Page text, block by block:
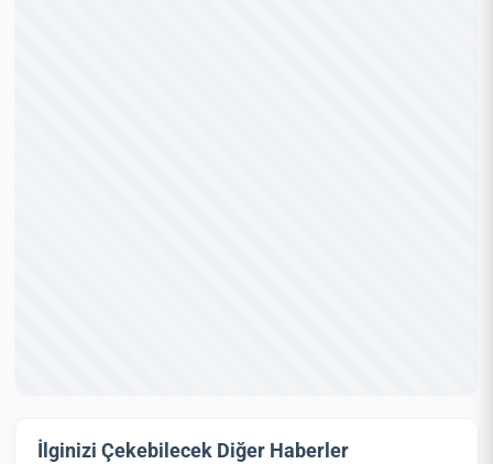
İlginizi Çekebilecek Diğer Haberler